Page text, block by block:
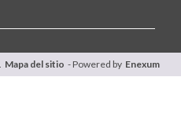
Mapa del sitio - Powered by Enexum